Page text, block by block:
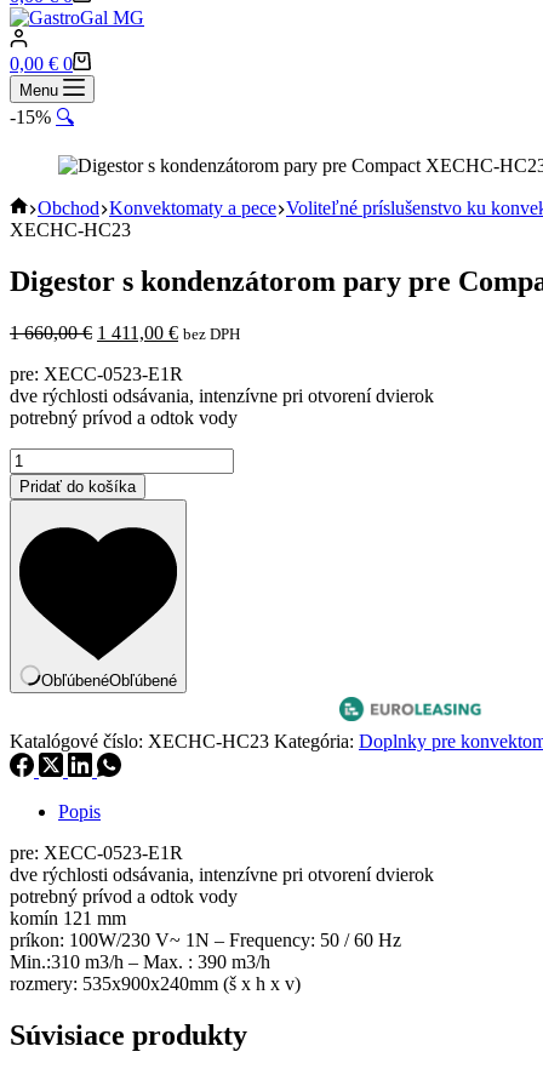
cart
Shopping
cart
0,00 € 0
Menu
-15% 🔍
Home
Obchod Konvektomaty a pece Voliteľné príslušenstvo ku
XECHC-HC23
Digestor s kondenzátorom pary pre
1 660,00€ Pôvodná
bola:
1
660,00 €.
1 411,00 €Aktuálna
je:
1
411,00 €.
bez DPH
pre: XECC-0523-E1R
dve rýchlosti odsávania, intenzívne pri otvorení dvierok
potrebný prívod a odtok vody
množstvo
Digestor
s
kondenzátorom
pary
pre
Compact
XECHC-
HC23
Pridať do košíka
ObľúbenéObľúbené
Katalógové číslo: XECHC-HC23 Kategória: Doplnky pre
Popis
pre: XECC-0523-E1R
dve rýchlosti odsávania, intenzívne pri otvorení dvierok
potrebný prívod a odtok vody
komín 121 mm
príkon: 100W/230 V~ 1N – Frequency: 50 / 60 Hz
Min.:310 m3/h – Max. : 390 m3/h
rozmery: 535x900x240mm (š x h x v)
Súvisiace produkty